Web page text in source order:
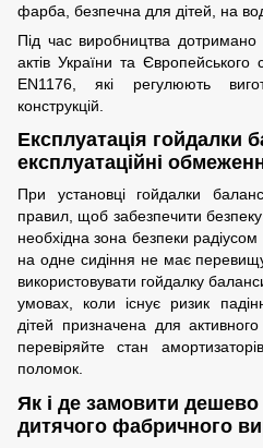
фарба, безпечна для дітей, на
Під час виробництва дотримано
актів України та
EN1176, які регулюють
конструкцій.
Експлуатація гойдалки
експлуатаційні
При установці гойдалки
правил, щоб забезпечити
необхідна зона безпеки
на одне сидіння не має
використовувати гойдалку
умовах, коли існує ризик
дітей призначена для
перевіряйте стан
поломок.
Як і де замовити
дитячого фабричного